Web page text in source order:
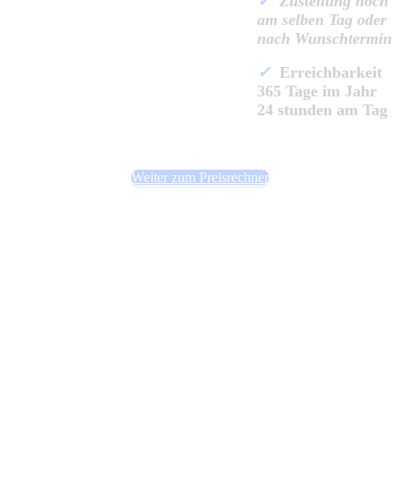
am selben Tag oder
nach Wunschtermin
✓ Erreichbarkeit
365 Tage im Jahr
24 stunden am Tag
Weiter zum Preisrechner